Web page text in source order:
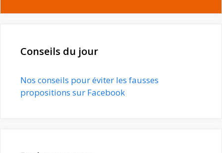
Conseils du jour
Nos conseils pour éviter les fausses
propositions sur Facebook